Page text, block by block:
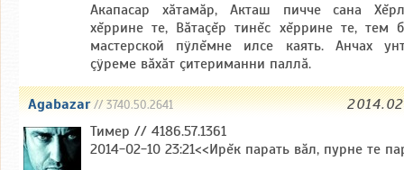
Акапасар хăтамăр, Акташ пичче сана
хĕррине те, Вăтаçĕр тинĕс хĕррине те, тем
мастерской пÿлĕмне илсе каять. Анчах
çÿреме вăхăт çитериманни паллă.
Agabazar// 3740.50.2641
Тимер // 4186.57.1361
2014-02-10 23:21<<Ирĕк парать вăл, пурне те